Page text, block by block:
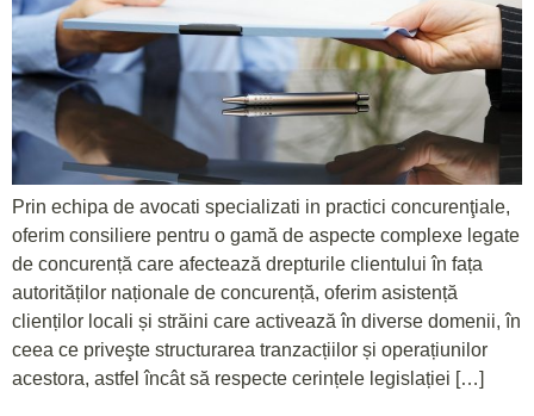
Prin echipa de avocati specializati in practici concurenţiale,
oferim consiliere pentru o gamă de aspecte complexe legate
de concurență care afectează drepturile clientului în fața
autorităților naționale de concurență, oferim asistență
clienților locali și străini care activează în diverse domenii, în
ceea ce priveşte structurarea tranzacțiilor și operațiunilor
acestora, astfel încât să respecte cerințele legislației […]